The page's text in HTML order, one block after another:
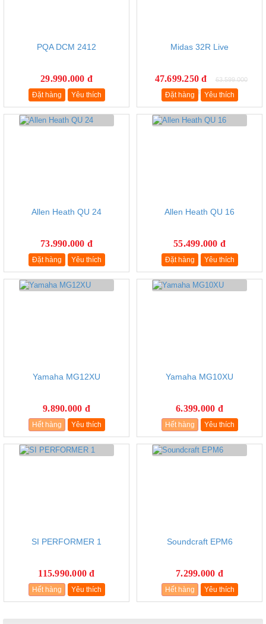
PQA DCM 2412
29.990.000 đ
Đặt hàng Yêu thích
Midas 32R Live
47.699.250 đ
63.599.000
đ
Đặt hàng Yêu thích
Allen Heath QU 24
73.990.000 đ
Đặt hàng Yêu thích
Allen Heath QU 16
55.499.000 đ
Đặt hàng Yêu thích
Yamaha MG12XU
9.890.000 đ
Hết hàng Yêu thích
Yamaha MG10XU
6.399.000 đ
Hết hàng Yêu thích
SI PERFORMER 1
115.990.000 đ
Hết hàng Yêu thích
Soundcraft EPM6
7.299.000 đ
Hết hàng Yêu thích